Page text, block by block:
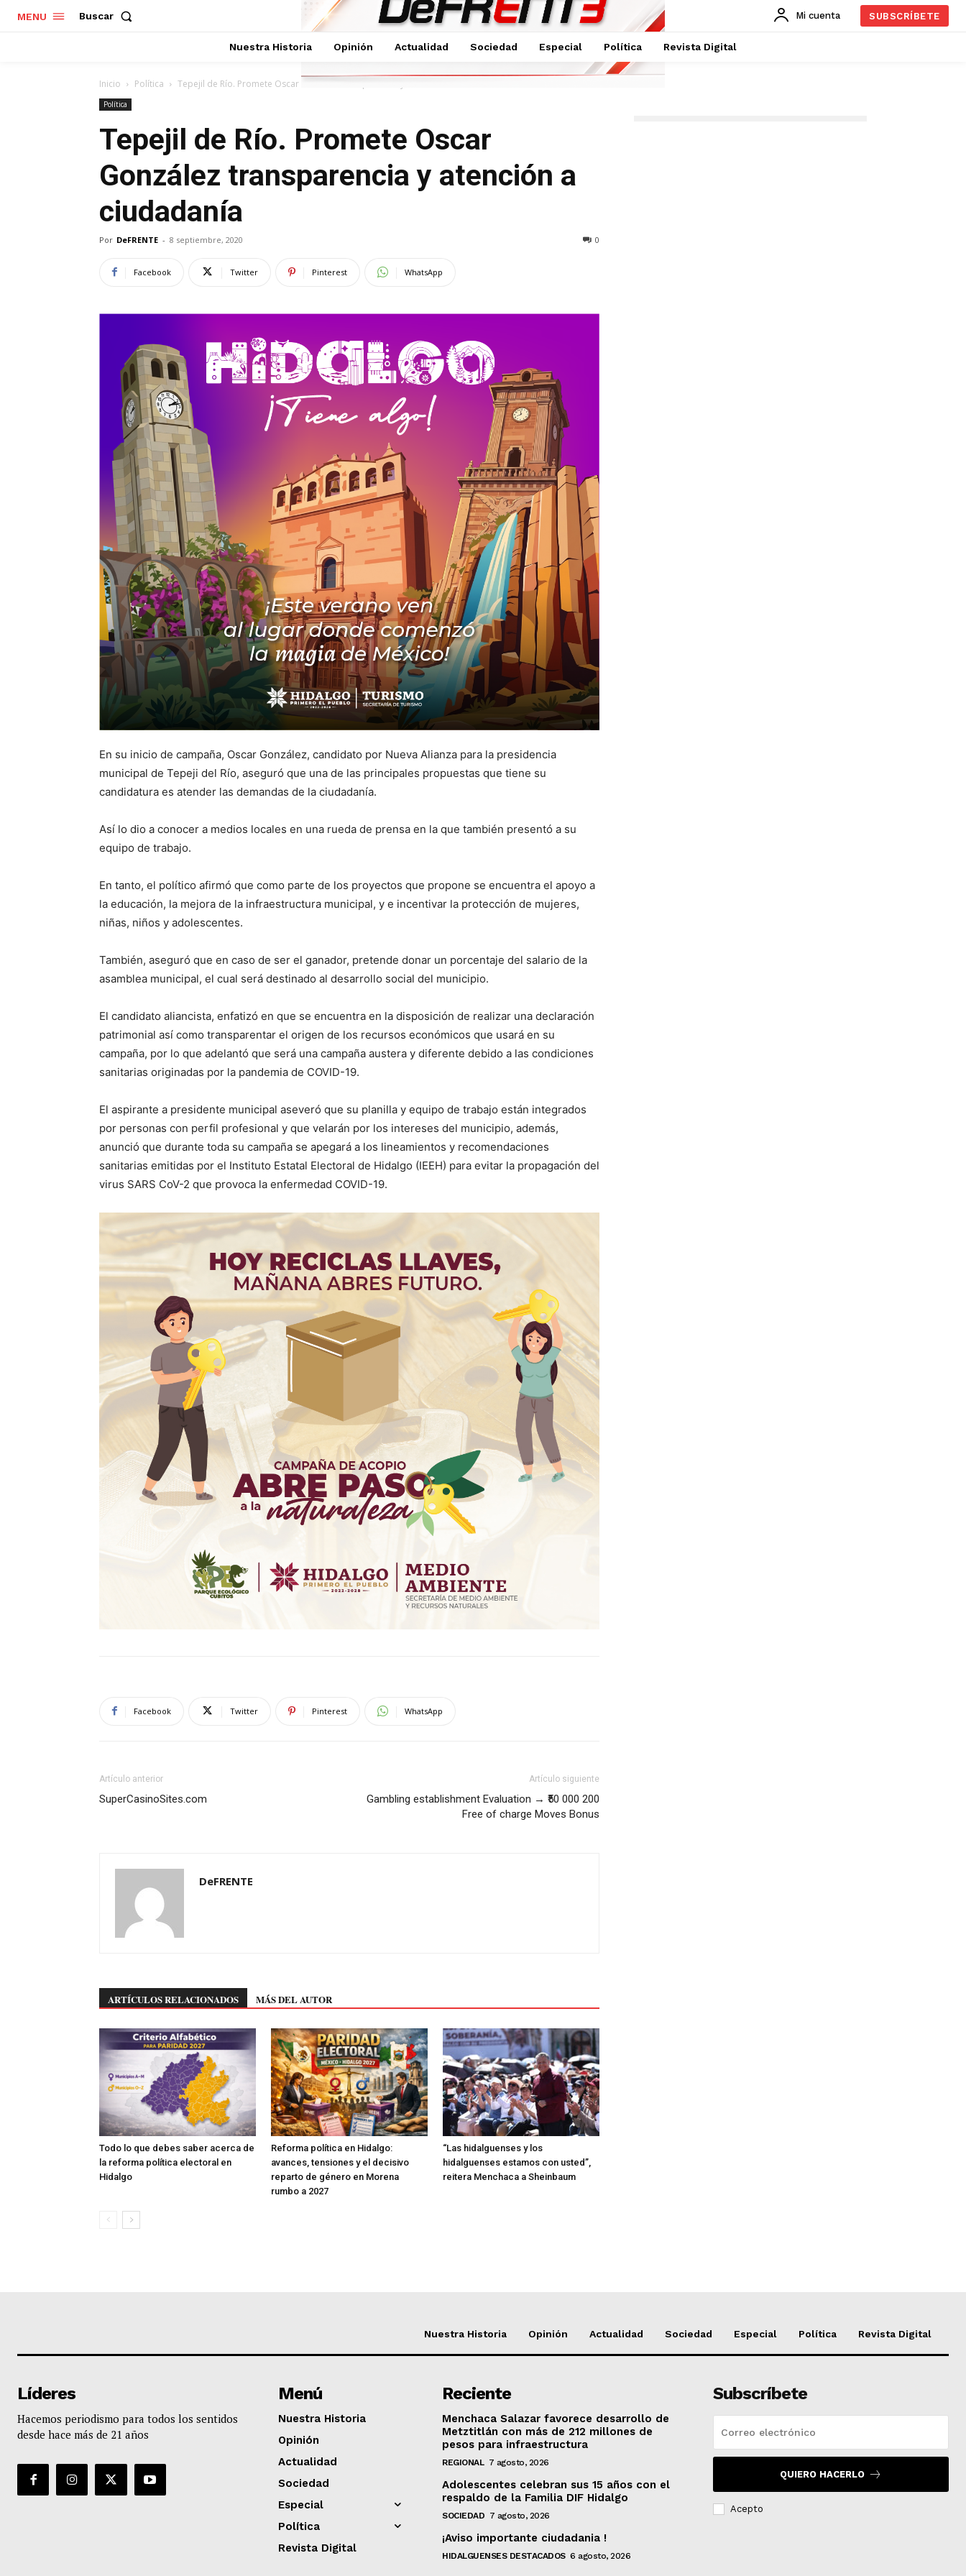
MENU Buscar Mi cuenta SUBSCRÍBETE
Nuestra Historia Opinión Actualidad Sociedad Especial Política Revista Digital
Inicio Política Tepejil de Río. Promete Oscar González transparencia y atención a ciudadanía
Política
Tepejil de Río. Promete Oscar
González transparencia y atención a
ciudadanía
Por DeFRENTE - 8 septiembre, 2020 0
Facebook Twitter Pinterest WhatsApp
En su inicio de campaña, Oscar González, candidato por Nueva Alianza para la presidencia
municipal de Tepeji del Río, aseguró que una de las principales propuestas que tiene su
candidatura es atender las demandas de la ciudadanía.
Así lo dio a conocer a medios locales en una rueda de prensa en la que también presentó a su
equipo de trabajo.
En tanto, el político afirmó que como parte de los proyectos que propone se encuentra el apoyo a
la educación, la mejora de la infraestructura municipal, y e incentivar la protección de mujeres,
niñas, niños y adolescentes.
También, aseguró que en caso de ser el ganador, pretende donar un porcentaje del salario de la
asamblea municipal, el cual será destinado al desarrollo social del municipio.
El candidato aliancista, enfatizó en que se encuentra en la disposición de realizar una declaración
patrimonial así como transparentar el origen de los recursos económicos que usará en su
campaña, por lo que adelantó que será una campaña austera y diferente debido a las condiciones
sanitarias originadas por la pandemia de COVID-19.
El aspirante a presidente municipal aseveró que su planilla y equipo de trabajo están integrados
por personas con perfil profesional y que velarán por los intereses del municipio, además,
anunció que durante toda su campaña se apegará a los lineamientos y recomendaciones
sanitarias emitidas por el Instituto Estatal Electoral de Hidalgo (IEEH) para evitar la propagación del
virus SARS CoV-2 que provoca la enfermedad COVID-19.
Facebook Twitter Pinterest WhatsApp
Artículo anterior
SuperCasinoSites.com
Artículo siguiente
Gambling establishment Evaluation → ₹50 000 200
Free of charge Moves Bonus
DeFRENTE
ARTÍCULOS RELACIONADOS MÁS DEL AUTOR
Todo lo que debes saber acerca de
la reforma política electoral en
Hidalgo
Reforma política en Hidalgo:
avances, tensiones y el decisivo
reparto de género en Morena
rumbo a 2027
“Las hidalguenses y los
hidalguenses estamos con usted”,
reitera Menchaca a Sheinbaum
Nuestra Historia Opinión Actualidad Sociedad Especial Política Revista Digital
Líderes
Hacemos periodismo para todos los sentidos
desde hace más de 21 años
Menú
Nuestra Historia
Opinión
Actualidad
Sociedad
Especial
Política
Revista Digital
Reciente
Menchaca Salazar favorece desarrollo de
Metztitlán con más de 212 millones de
pesos para infraestructura
REGIONAL 7 agosto, 2026
Adolescentes celebran sus 15 años con el
respaldo de la Familia DIF Hidalgo
SOCIEDAD 7 agosto, 2026
¡Aviso importante ciudadania !
HIDALGUENSES DESTACADOS 6 agosto, 2026
Subscríbete
QUIERO HACERLO
Acepto